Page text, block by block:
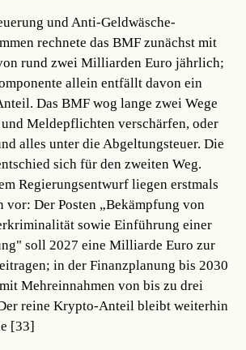
und Anti-Geldwäsche-
rechnete das BMF zunächst mit
rund zwei Milliarden Euro jährlich;
allein entfällt davon ein
Das BMF wog lange zwei Wege
Meldepflichten verschärfen, oder
alles unter die Abgeltungsteuer. Die
sich für den zweiten Weg.
Regierungsentwurf liegen erstmals
vor: Der Posten „Bekämpfung von
sowie Einführung einer
soll 2027 eine Milliarde Euro zur
in der Finanzplanung bis 2030
Mehreinnahmen von bis zu drei
reine Krypto-Anteil bleibt weiterhin
[33]